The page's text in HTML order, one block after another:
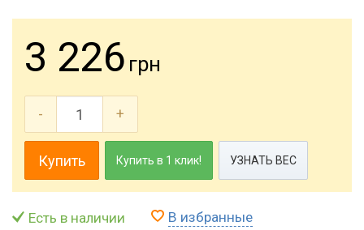
3 226 грн
- +
Купить Купить в 1 клик! УЗНАТЬ ВЕС
Есть в наличии В избранные